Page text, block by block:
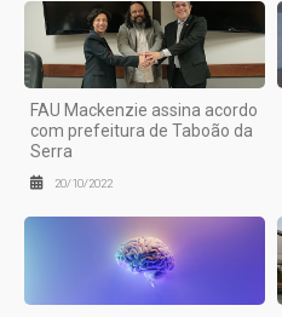
FAU Mackenzie assina acordo
com prefeitura de Taboão da
Serra
20/10/2022